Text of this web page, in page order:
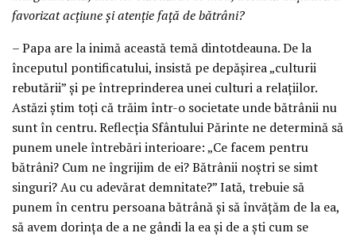
favorizat acțiune și atenție față de bătrâni?
– Papa are la inimă această temă dintotdeauna. De la
începutul pontificatului, insistă pe depășirea „culturii
rebutării” și pe întreprinderea unei culturi a relațiilor.
Astăzi știm toți că trăim într-o societate unde bătrânii nu
sunt în centru. Reflecția Sfântului Părinte ne determină să
punem unele întrebări interioare: „Ce facem pentru
bătrâni? Cum ne îngrijim de ei? Bătrânii noștri se simt
singuri? Au cu adevărat demnitate?” Iată, trebuie să
punem în centru persoana bătrână și să învățăm de la ea,
să avem dorința de a ne gândi la ea și de a ști cum se